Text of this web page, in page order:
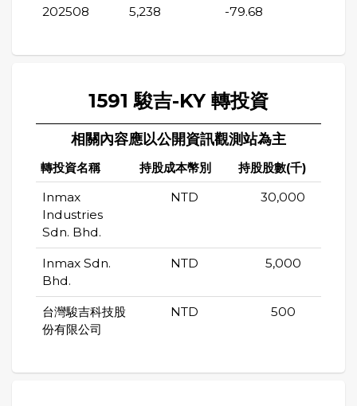
202508 5,238 -79.68
1591 駿吉-KY 轉投資
相關內容應以公開資訊觀測站為主
轉投資名稱 持股成本幣別 持股股數(千)
Inmax
Industries
Sdn. Bhd.
NTD 30,000
Inmax Sdn.
Bhd.
NTD 5,000
台灣駿吉科技股
份有限公司
NTD 500